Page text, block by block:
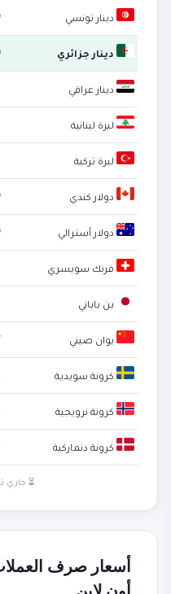
دينار تونسي
دينار جزائري
دينار عراقي
ليرة لبنانية
ليرة تركية
دولار كندي
دولار أسترالي
فرنك سويسري
ين ياباني
يوان صيني
كرونة سويدية
كرونة نرويجية
كرونة دنماركية
⏳ جاري
أسعار صرف